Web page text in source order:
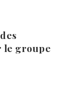
le groupe